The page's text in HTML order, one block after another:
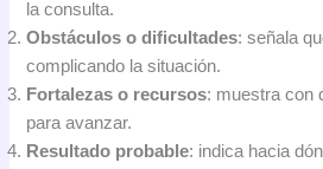
la consulta.
Obstáculos o dificultades: señala
complicando la situación.
Fortalezas o recursos: muestra con
para avanzar.
Resultado probable: indica hacia